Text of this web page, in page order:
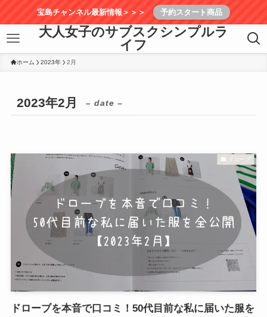
宝島チャンネル最新情報＞＞＞ 予約スタート商品
大人女子のサブスクシンプルラ
イフ
ホーム 2023年 2月
2023年2月 – date –
ドローブ
ドローブを本音で口コミ！50代目前な私に届いた服を